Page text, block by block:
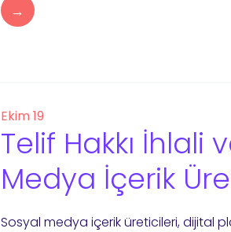
→
Ekim 19
Telif Hakkı İhlali
Medya İçerik
Sosyal medya içerik üreticileri, dijital